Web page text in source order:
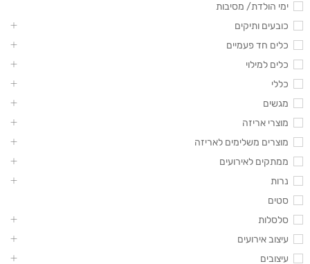
ימי הולדת/ מסיבות
כובעים ותיקים
כלים חד פעמיים
כלים למילוי
כללי
מגשים
מוצרי אריזה
מוצרים משלימים לאריזה
ממתקים לאירועים
נרות
סטים
סלסלות
עיצוב אירועים
עיצובים